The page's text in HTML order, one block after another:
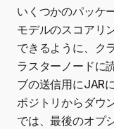
いくつかのパッケ
モデルのスコアリ
できるように、ク
ラスターノードに
ブの送信用にJAR
ポジトリからダウ
では、最後のオプ